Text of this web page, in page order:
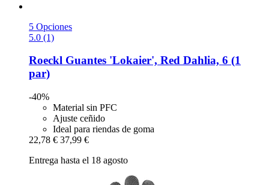
5 Opciones
5.0 (1)
Roeckl Guantes 'Lokaier', Red Dahlia, 6 (1
par)
-40%
Material sin PFC
Ajuste ceñido
Ideal para riendas de goma
22,78 € 37,99 €
Entrega hasta el 18 agosto